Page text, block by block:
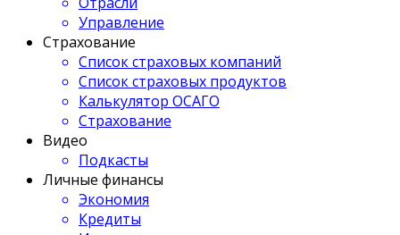
Управление
Страхование
Список страховых компаний
Список страховых продуктов
Калькулятор ОСАГО
Страхование
Видео
Подкасты
Личные финансы
Экономия
Кредиты